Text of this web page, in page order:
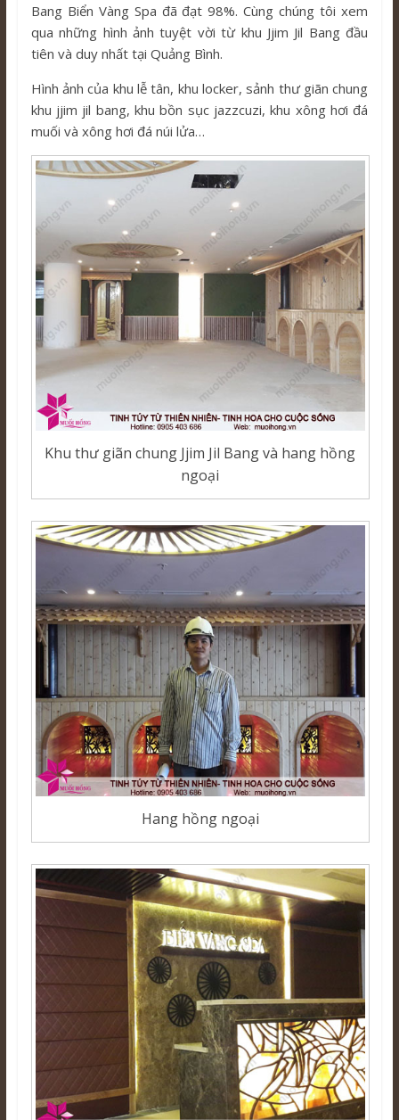
Bang Biển Vàng Spa đã đạt 98%. Cùng chúng tôi xem
qua những hình ảnh tuyệt vời từ khu Jjim Jil Bang đầu
tiên và duy nhất tại Quảng Bình.
Hình ảnh của khu lễ tân, khu locker, sảnh thư giãn chung
khu jjim jil bang, khu bồn sục jazzcuzi, khu xông hơi đá
muối và xông hơi đá núi lửa…
Khu thư giãn chung Jjim Jil Bang và hang hồng
ngoại
Hang hồng ngoại